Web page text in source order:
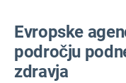
Evropske
področju
zdravja